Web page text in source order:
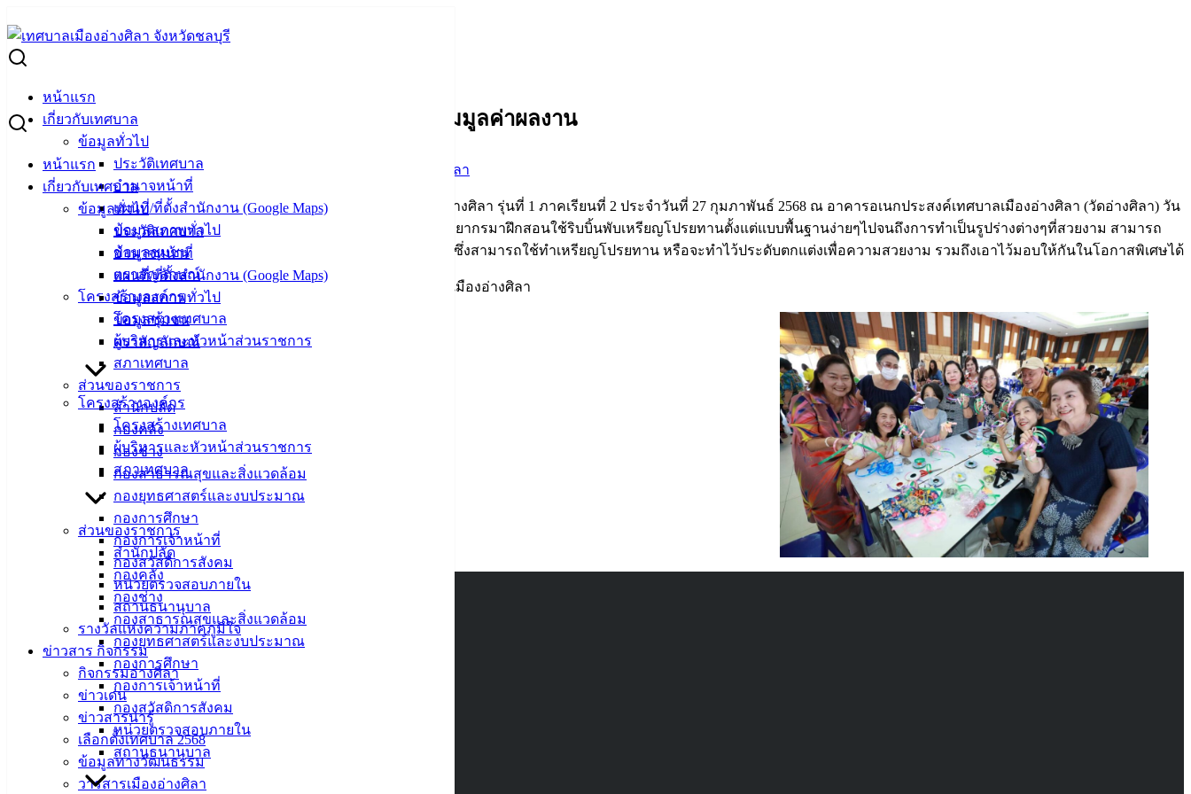
to
content
หน้าแรก
เกี่ยวกับเทศบาล
ข้อมูลทั่วไป
ประวัติเทศบาล
อำนาจหน้าที่
แผนที่/ที่ตั้งสำนักงาน (Google Maps)
ข้อมูลสภาพทั่วไป
ข้อมูลชุมชน
ตราสัญลักษณ์
โครงสร้างองค์กร
โครงสร้างเทศบาล
ผู้บริหารและหัวหน้าส่วนราชการ
สภาเทศบาล
ส่วนของราชการ
สำนักปลัด
กองคลัง
กองช่าง
กองสาธารณสุขและสิ่งแวดล้อม
กองยุทธศาสตร์และงบประมาณ
กองการศึกษา
กองการเจ้าหน้าที่
กองสวัสดิการสังคม
หน่วยตรวจสอบภายใน
สถานธนานุบาล
รางวัลแห่งความภาคภูมิใจ
ข่าวสาร กิจกรรม
กิจกรรมอ่างศิลา
ข่าวเด่น
ข่าวสารน่ารู้
เลือกตั้งเทศบาล 2568
ข้อมูลทางวัฒนธรรม
วารสารเมืองอ่างศิลา
หน้าแรก
เกี่ยวกับเทศบาล
ข้อมูลทั่วไป
ประวัติเทศบาล
อำนาจหน้าที่
แผนที่/ที่ตั้งสำนักงาน (Google Maps)
ข้อมูลสภาพทั่วไป
ข้อมูลชุมชน
ตราสัญลักษณ์
โครงสร้างองค์กร
โครงสร้างเทศบาล
ผู้บริหารและหัวหน้าส่วนราชการ
สภาเทศบาล
ส่วนของราชการ
สำนักปลัด
กองคลัง
กองช่าง
กองสาธารณสุขและสิ่งแวดล้อม
กองยุทธศาสตร์และงบประมาณ
กองการศึกษา
กองการเจ้าหน้าที่
กองสวัสดิการสังคม
หน่วยตรวจสอบภายใน
สถานธนานุบาล
Search
for:
สอนทำริบบิ้นเหรียญโปรยทานรูปร่างต่างๆ ช่วยเพิ่มมูลค่าผลงาน
กุมภาพันธ์ 27, 2025มีนาคม 4, 2025 กิจกรรมอ่างศิลา
(27 ก.พ. 68) ประมวลภาพกิจกรรมนักเรียน โรงเรียนผู้สูงอายุเทศบาลเมืองอ่างศิลา รุ่นที่ 1 ภาคเรียนที่ 2 ประจำวันที่ 27 กุมภาพันธ์ 2568 ณ อาคารอเนกประสงค์เทศบาลเมืองอ่างศิลา (วัดอ่างศิลา) วัน
นี้สอนใช้ริบบิ้นพับเหรียญโปรยทานในงานบุญหรืองานมงคลต่างๆ โดยมีวิทยากรมาฝึกสอนใช้ริบบิ้นพับเหรียญโปรยทานตั้งแต่แบบพื้นฐานง่ายๆไปจนถึงการทำเป็นรูปร่างต่างๆที่สวยงาม สามารถ
เพิ่มมูลค่าผลงานมากยิ่งขึ้น เช่น ทำเป็นรูปร่างดอกไม้ ผลไม้ และรูปร่างนก ซึ่งสามารถใช้ทำเหรียญโปรยทาน หรือจะทำไว้ประดับตกแต่งเพื่อความสวยงาม รวมถึงเอาไว้มอบให้กันในโอกาสพิเศษได้
: งานบริการและเผยแพร่วิชาการ กองยุทธศาสตร์และงบประมาณ เทศบาลเมืองอ่างศิลา
เทศบาลเมืองอ่างศิลา
ที่ตั้ง :สำนักงานเทศบาลเมืองอ่างศิลา 90/338 ม.3
ต.เสม็ด อ.เมือง จ.ชลบุรี 20000
038-142-100-104
บริการประชาชน